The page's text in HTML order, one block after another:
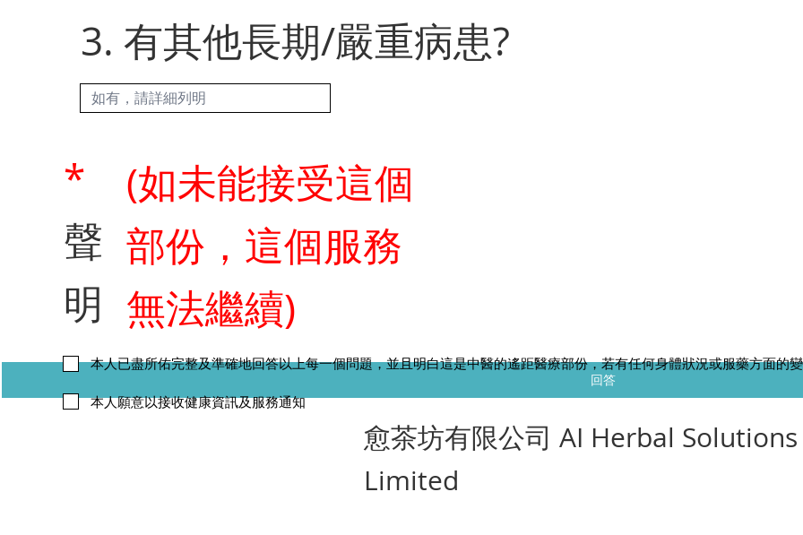
回答
3. 有其他長期/嚴重病患?
*
聲
明
(如未能接受這個
部份，這個服務
無法繼續)
本人已盡所佑完整及準確地回答以上每一個問題，並且明白這是中醫的遙距醫療部份，若有任何身體狀況或服藥方面的
本人願意以接收健康資訊及服務通知
​愈茶坊有限公司 AI Herbal Solutions
Limited